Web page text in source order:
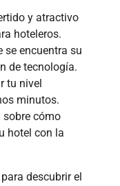
y atractivo
hoteleros.
se encuentra su
de tecnología.
tu nivel
minutos.
cómo
hotel con la
descubrir el